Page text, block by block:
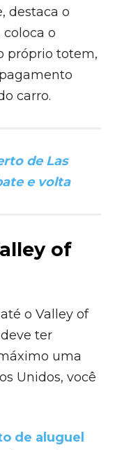
destaca o
o
próprio totem,
carro.
de Las
e volta
of
o Valley of
ter
uma
Unidos, você
de aluguel